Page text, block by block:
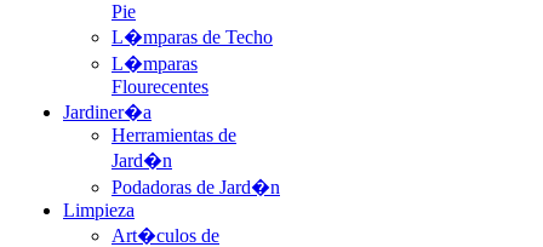
Pie
L�mparas de Techo
L�mparas
Flourecentes
Jardiner�a
Herramientas de
Jard�n
Podadoras de Jard�n
Limpieza
Art�culos de